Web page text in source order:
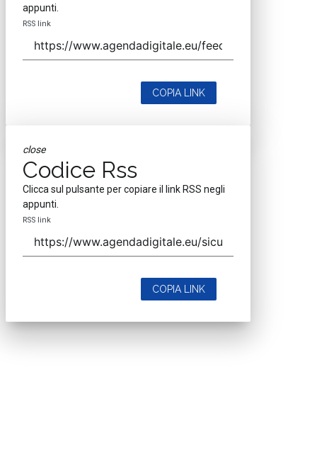
appunti.
RSS link
COPIA LINK
close
Codice Rss
Clicca sul pulsante per copiare il link RSS negli
appunti.
RSS link
COPIA LINK